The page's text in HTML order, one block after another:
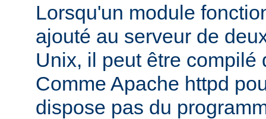
Lorsqu'un module
ajouté au serveur de
Unix, il peut être compilé
Comme Apache httpd
dispose pas du